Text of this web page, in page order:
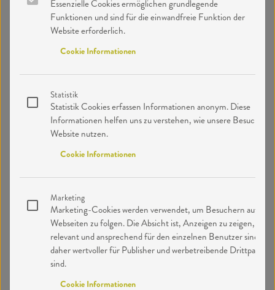
Essenzielle Cookies ermöglichen grundlegende
Funktionen und sind für die einwandfreie Funktion der
Website erforderlich.
Cookie Informationen
Statistik
Statistik Cookies erfassen Informationen anonym. Diese
Informationen helfen uns zu verstehen, wie unsere Besucher
Website nutzen.
Cookie Informationen
Marketing
Marketing-Cookies werden verwendet, um Besuchern auf
Webseiten zu folgen. Die Absicht ist, Anzeigen zu zeigen, die
relevant und ansprechend für den einzelnen Benutzer sind und
daher wertvoller für Publisher und werbetreibende
sind.
Cookie Informationen